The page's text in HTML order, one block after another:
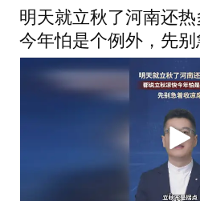
明天就立秋了河南还
今年怕是个例外，先